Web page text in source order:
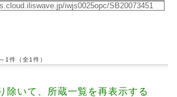
1件（全1件）
除いて、所蔵一覧を再表示する